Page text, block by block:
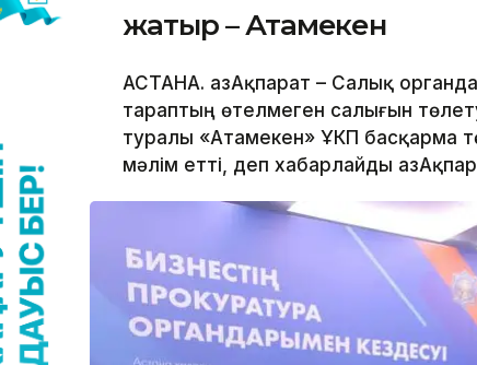
жатыр – Атамекен
АСТАНА. ҚазАқпарат – Салық
тараптың өтелмеген салығын
туралы «Атамекен» ҰКП басқарма
мәлім етті, деп хабарлайды